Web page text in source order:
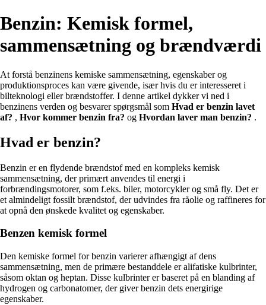
Benzin: Kemisk formel,
sammensætning og brændværdi
At forstå benzinens kemiske sammensætning, egenskaber og
produktionsproces kan være givende, især hvis du er interesseret i
bilteknologi eller brændstoffer. I denne artikel dykker vi ned i
benzinens verden og besvarer spørgsmål som Hvad er benzin lavet
af? , Hvor kommer benzin fra? og Hvordan laver man benzin? .
Hvad er benzin?
Benzin er en flydende brændstof med en kompleks kemisk
sammensætning, der primært anvendes til energi i
forbrændingsmotorer, som f.eks. biler, motorcykler og små fly. Det er
et almindeligt fossilt brændstof, der udvindes fra råolie og raffineres for
at opnå den ønskede kvalitet og egenskaber.
Benzen kemisk formel
Den kemiske formel for benzin varierer afhængigt af dens
sammensætning, men de primære bestanddele er alifatiske kulbrinter,
såsom oktan og heptan. Disse kulbrinter er baseret på en blanding af
hydrogen og carbonatomer, der giver benzin dets energirige
egenskaber.